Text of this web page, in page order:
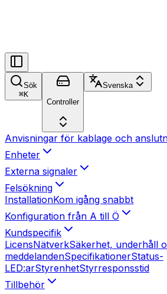
Sök
⌘K
Controller
Svenska
Anvisningar för kablage och
Enheter
Externa signaler
Felsökning
InstallationKom igång snabbt
Konfiguration från A till Ö
Kundspecifik
LicensNätverkSäkerhet, underhåll
meddelandenSpecifikationerStatus-
LED:arStyrenhetStyrresponsstid
Tillbehör